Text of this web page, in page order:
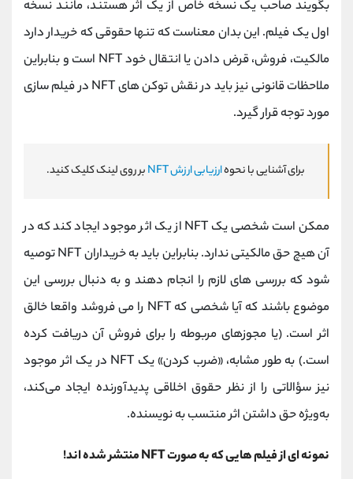
بگویند صاحب یک نسخه خاص از یک اثر هستند، مانند نسخه
اول یک فیلم. این بدان معناست که تنها حقوقی که خریدار دارد
مالکیت، فروش، قرض دادن یا انتقال خود NFT است و بنابراین
ملاحظات قانونی نیز باید در نقش توکن‌ های NFT در فیلم‌ سازی
مورد توجه قرار گیرد.
برای آشنایی با نحوهارزیابی ارزش NFT بر روی لینک کلیک کنید.
ممکن است شخصی یک NFT از یک اثر موجود ایجاد کند که در
آن هیچ حق مالکیتی ندارد. بنابراین باید به خریداران NFT توصیه
شود که بررسی های لازم را انجام دهند و به دنبال بررسی این
موضوع باشند که آیا شخصی که NFT را می فروشد واقعا خالق
اثر است. (یا مجوزهای مربوطه را برای فروش آن دریافت کرده
است.) به طور مشابه، «ضرب کردن» یک NFT در یک اثر موجود
نیز سؤالاتی را از نظر حقوق اخلاقی پدیدآورنده ایجاد می‌کند،
به‌ویژه حق داشتن اثر منتسب به نویسنده.
نمونه ای از فیلم هایی که به صورت NFT منتشر شده اند!